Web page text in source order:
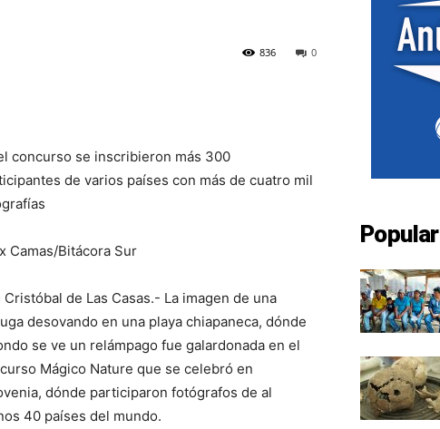
0
836
concurso se inscribieron más 300
de varios países con más de cuatro mil
Camas/Bitácora Sur
Cristóbal de Las Casas.- La imagen de una
desovando en una playa chiapaneca, dónde
se ve un relámpago fue galardonada en el
Mágico Nature que se celebró en
dónde participaron fotógrafos de al
40 países del mundo.
Popular